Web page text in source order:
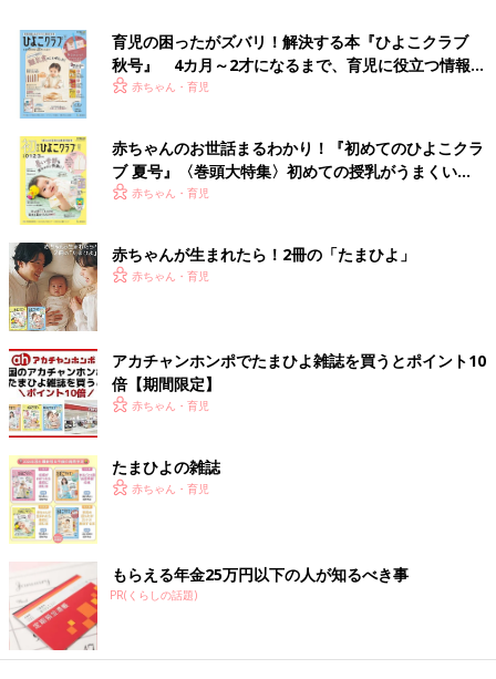
育児の困ったがズバリ！解決する本『ひよこクラブ
秋号』 4カ月～2才になるまで、育児に役立つ情報が
いっぱい！
赤ちゃん・育児
赤ちゃんのお世話まるわかり！『初めてのひよこクラ
ブ 夏号』〈巻頭大特集〉初めての授乳がうまくい
く！ おっぱい・ミルクの基本と夏のトラブル 解決テ
赤ちゃん・育児
赤ちゃんが生まれたら！2冊の「たまひよ」
赤ちゃん・育児
アカチャンホンポでたまひよ雑誌を買うとポイント10
倍【期間限定】
赤ちゃん・育児
たまひよの雑誌
赤ちゃん・育児
もらえる年金25万円以下の人が知るべき事
PR(くらしの話題)